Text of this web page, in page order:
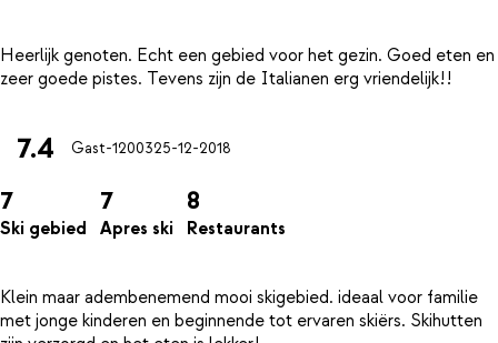
Heerlijk genoten. Echt een gebied voor het gezin. Goed eten en
7.4 Gast-1200325-12-2018
7
Ski gebied
7
Apres ski
8
Restaurants
Klein maar adembenemend mooi skigebied. ideaal voor familie
met jonge kinderen en beginnende tot ervaren skiërs. Skihutten